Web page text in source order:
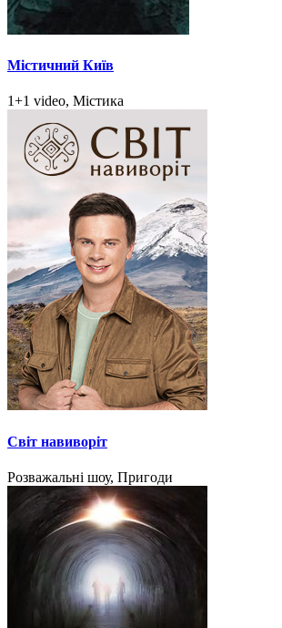
Містичний Київ
1+1 video, Містика
Світ навиворіт
Розважальні шоу, Пригоди